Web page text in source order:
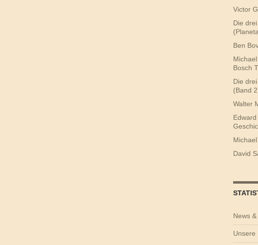
Victor
Die
Ben
Bosch
Die
(Band
Walter
David
News
Unsere